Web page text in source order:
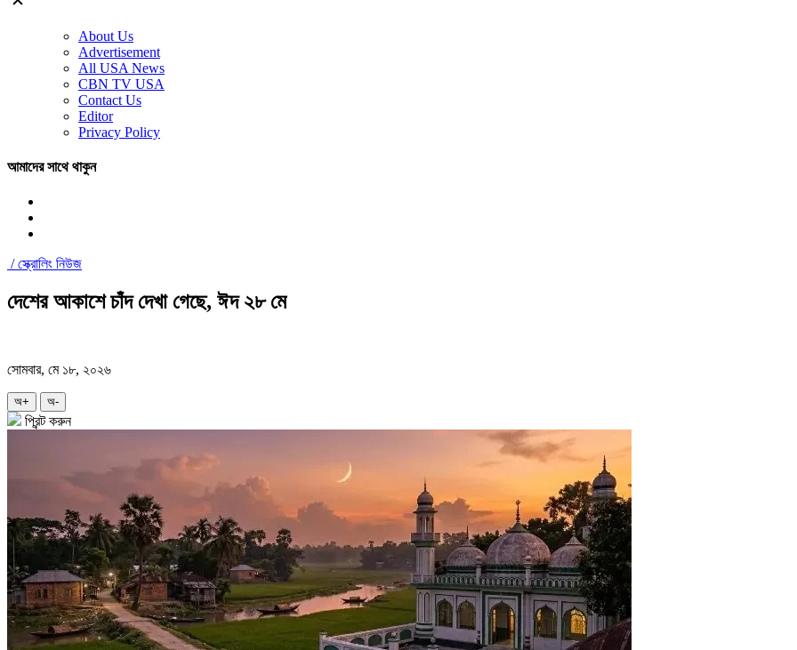
About Us
Advertisement
All USA News
CBN TV USA
Contact Us
Editor
Privacy Policy
আমাদের সাথে থাকুন
/স্ক্রোলিং নিউজ
দেশের আকাশে চাঁদ দেখা গেছে, ঈদ ২৮ মে
সোমবার, মে ১৮, ২০২৬
অ+ অ-
প্রিন্ট করুন